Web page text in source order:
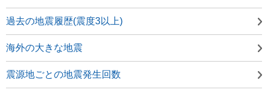
過去の地震履歴(震度3以上)
海外の大きな地震
震源地ごとの地震発生回数